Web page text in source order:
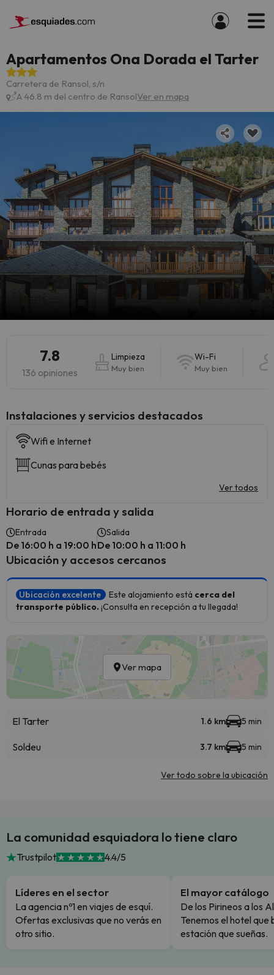
Apartamentos Ona Dorada el Tarter
Carretera de Ransol, s/n
A 46.8 m del centro de RansolVer en mapa
7.8
136 opiniones
Limpieza
Muy bien
Wi-Fi
Muy bien
Instalaciones y servicios destacados
Wifi e Internet
Cunas para bebés
Ver todos
Horario de entrada y salida
Entrada
De 16:00 h a 19:00 h
Salida
De 10:00 h a 11:00 h
Ubicación y accesos cercanos
Ubicación excelente Este alojamiento está cerca del
transporte público. ¡Consulta en recepción a tu llegada!
Ver mapa
El Tarter 1.6 km 5 min
Soldeu 3.7 km 5 min
Ver todo sobre la ubicación
La comunidad esquiadora lo tiene claro
Trustpilot 4.4/5
Líderes en el sector
La agencia nº1 en viajes de esquí.
Ofertas exclusivas que no verás en
otro sitio.
El mayor catálogo
De los Pirineos a los
Tenemos el hotel que
estación que sueñas.